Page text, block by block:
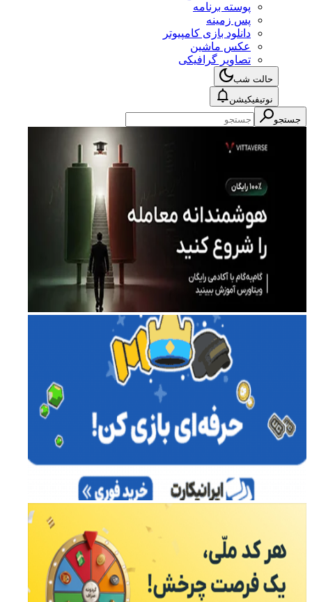
پوسته برنامه
پس زمینه
دانلود بازی کامپیوتر
عکس ماشین
تصاویر گرافیکی
حالت شب
نوتیفیکیشن
جستجو